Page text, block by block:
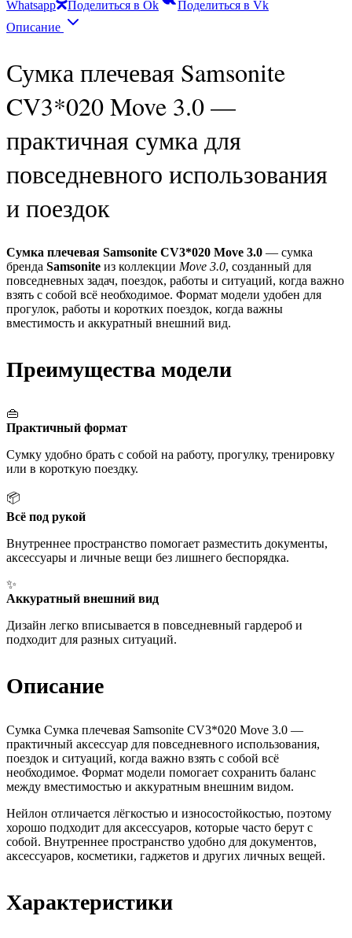
Whatsapp Поделиться в Ok
Поделиться в Vk
Описание
Сумка плечевая Samsonite
CV3*020 Move 3.0 —
практичная сумка для
повседневного использования
и поездок
Сумка плечевая Samsonite CV3*020 Move 3.0 — сумка
бренда Samsonite из коллекции Move 3.0, созданный для
повседневных задач, поездок, работы и ситуаций, когда важно
взять с собой всё необходимое. Формат модели удобен для
прогулок, работы и коротких поездок, когда важны
вместимость и аккуратный внешний вид.
Преимущества модели
👜
Практичный формат
Сумку удобно брать с собой на работу, прогулку, тренировку
или в короткую поездку.
📦
Всё под рукой
Внутреннее пространство помогает разместить документы,
аксессуары и личные вещи без лишнего беспорядка.
✨
Аккуратный внешний вид
Дизайн легко вписывается в повседневный гардероб и
подходит для разных ситуаций.
Описание
Сумка Сумка плечевая Samsonite CV3*020 Move 3.0 —
практичный аксессуар для повседневного использования,
поездок и ситуаций, когда важно взять с собой всё
необходимое. Формат модели помогает сохранить баланс
между вместимостью и аккуратным внешним видом.
Нейлон отличается лёгкостью и износостойкостью, поэтому
хорошо подходит для аксессуаров, которые часто берут с
собой. Внутреннее пространство удобно для документов,
аксессуаров, косметики, гаджетов и других личных вещей.
Характеристики